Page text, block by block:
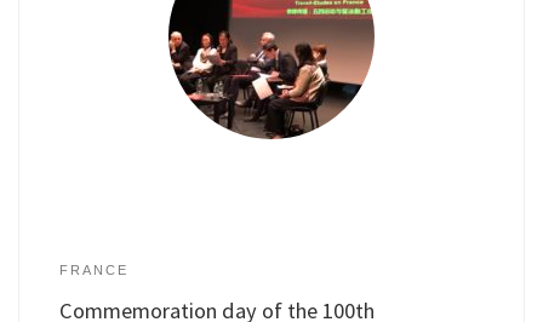
FRANCE
Commemoration day of the 100th